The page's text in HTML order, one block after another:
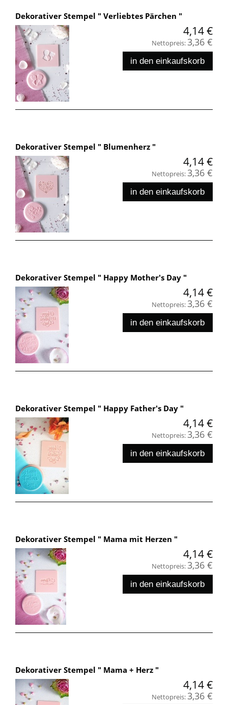
Dekorativer Stempel " Verliebtes Pärchen "
4,14 €
Nettopreis:3,36 €
in den einkaufskorb
Dekorativer Stempel " Blumenherz "
4,14 €
Nettopreis:3,36 €
in den einkaufskorb
Dekorativer Stempel " Happy Mother's Day "
4,14 €
Nettopreis:3,36 €
in den einkaufskorb
Dekorativer Stempel " Happy Father's Day "
4,14 €
Nettopreis:3,36 €
in den einkaufskorb
Dekorativer Stempel " Mama mit Herzen "
4,14 €
Nettopreis:3,36 €
in den einkaufskorb
Dekorativer Stempel " Mama + Herz "
4,14 €
Nettopreis:3,36 €